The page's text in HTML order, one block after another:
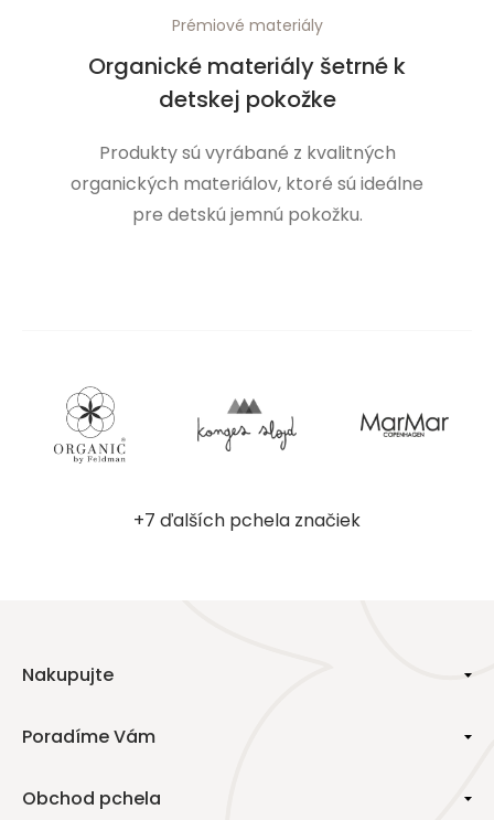
Prémiové materiály
Organické materiály šetrné k
detskej pokožke
Produkty sú vyrábané z kvalitných
organických materiálov, ktoré sú ideálne
pre detskú jemnú pokožku.
+7 ďalších pchela značiek
Nakupujte
Poradíme Vám
Obchod pchela